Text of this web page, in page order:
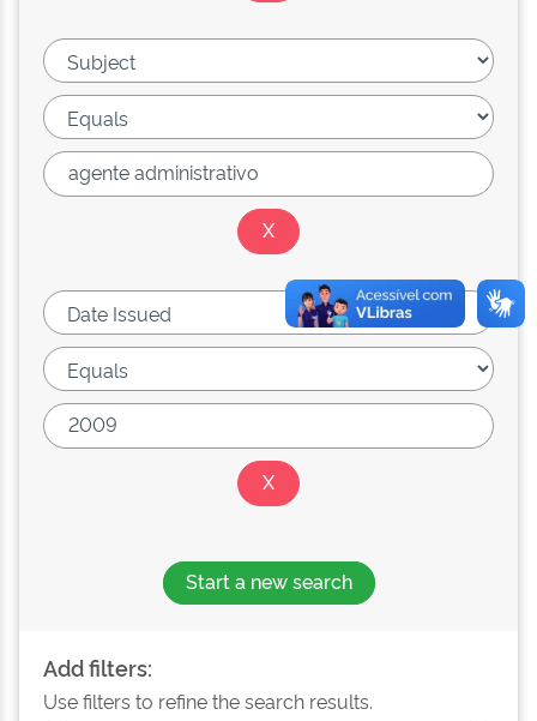
Start a new search
Add filters:
Use filters to refine the search results.